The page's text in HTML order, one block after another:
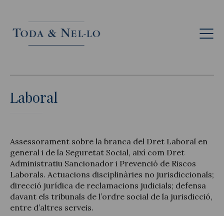
Cat
Laboral
Assessorament sobre la branca del Dret Laboral en
general i de la Seguretat Social, així com Dret
Administratiu Sancionador i Prevenció de Riscos
Laborals. Actuacions disciplinàries no jurisdiccionals;
direcció jurídica de reclamacions judicials; defensa
davant els tribunals de l’ordre social de la jurisdicció,
entre d’altres serveis.